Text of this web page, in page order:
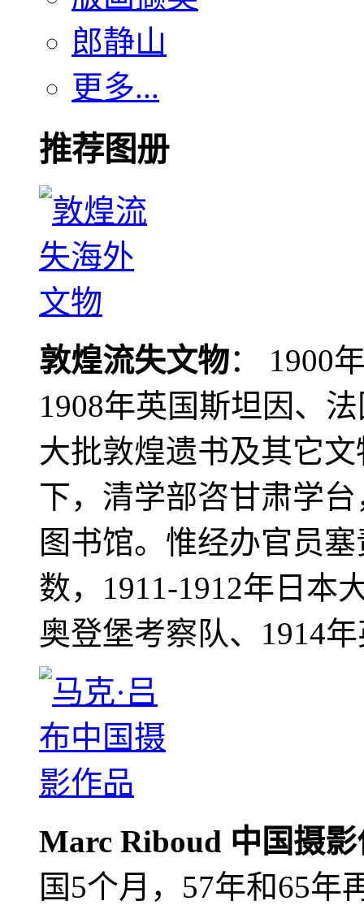
郎静山
更多...
推荐图册
敦煌流失文物： 1900
1908年英国斯坦因、
大批敦煌遗书及其它
下，清学部咨甘肃学
图书馆。惟经办官员
数，1911-1912年日本
奥登堡考察队、1914
Marc Riboud 中国摄
国5个月，57年和65年